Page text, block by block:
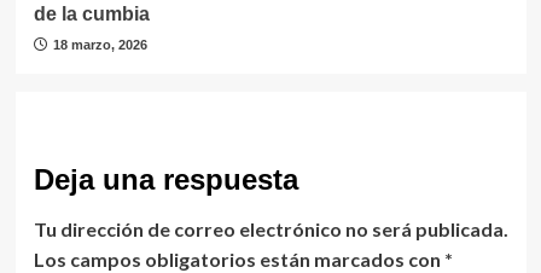
de la cumbia
18 marzo, 2026
Deja una respuesta
Tu dirección de correo electrónico no será publicada.
Los campos obligatorios están marcados con *